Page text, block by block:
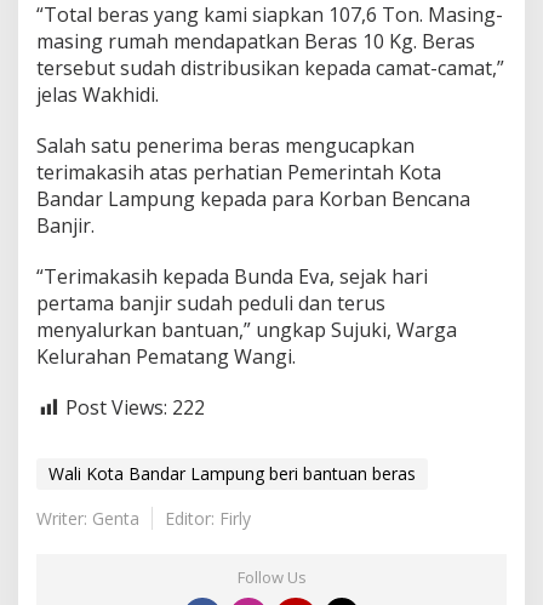
“Total beras yang kami siapkan 107,6 Ton. Masing-
masing rumah mendapatkan Beras 10 Kg. Beras
tersebut sudah distribusikan kepada camat-camat,”
jelas Wakhidi.
Salah satu penerima beras mengucapkan
terimakasih atas perhatian Pemerintah Kota
Bandar Lampung kepada para Korban Bencana
Banjir.
“Terimakasih kepada Bunda Eva, sejak hari
pertama banjir sudah peduli dan terus
menyalurkan bantuan,” ungkap Sujuki, Warga
Kelurahan Pematang Wangi.
Post Views: 222
Wali Kota Bandar Lampung beri bantuan beras
Writer: Genta
Editor: Firly
Follow Us